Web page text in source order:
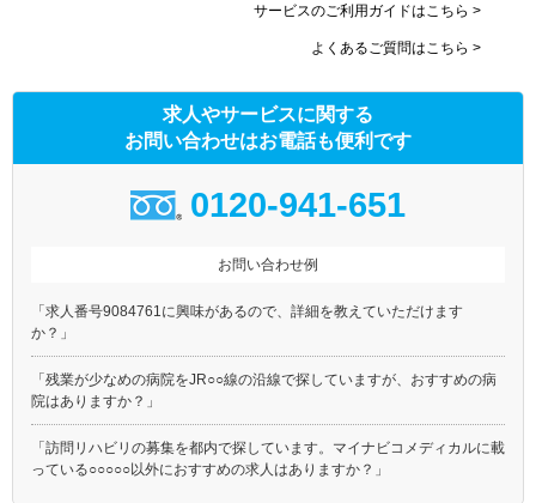
東武亀戸線
京成本線
東京メトロ銀座線
東京メトロ丸ノ内線(池袋－
荻窪)
東京メトロ日比谷線
東京メトロ東西線
東京メトロ千代田線
東京メトロ有楽町線
都営大江戸線
都営新宿線
つくばエクスプレス
多摩モノレール
東京モノレール
東京臨海高速鉄道りんかい線
北総鉄道北総線
サービスのご利用ガイドはこちら >
よくあるご質問はこちら >
求人やサービスに関する
お問い合わせはお電話も便利です
0120-941-651
お問い合わせ例
「求人番号9084761に興味があるので、詳細を教えていただけます
か？」
「残業が少なめの病院をJR○○線の沿線で探していますが、おすすめの病
院はありますか？」
「訪問リハビリの募集を都内で探しています。マイナビコメディカルに載
っている○○○○○以外におすすめの求人はありますか？」